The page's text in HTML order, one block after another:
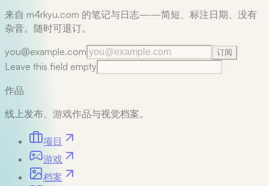
来自 m4rkyu.com 的笔记与日志——简短、标注日期、没有
杂音。随时可退订。
you@example.com
订阅
Leave this field empty
作品
线上发布、游戏作品与视觉档案。
项目
游戏
档案